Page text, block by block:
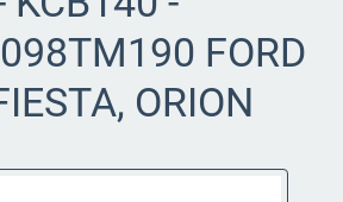
FORD
ORION